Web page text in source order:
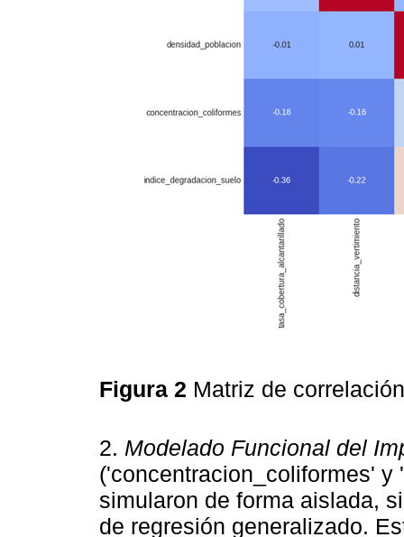
Figura 2 Matriz de
2. Modelado Funcional del
('concentracion_coliformes'
simularon de forma aislada,
de regresión generalizado.